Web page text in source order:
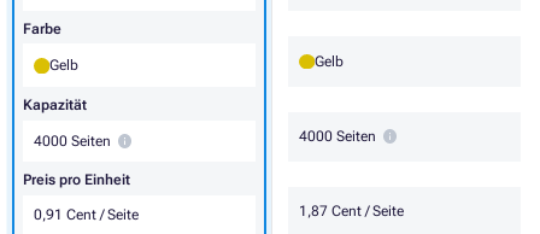
Gelb
4000 Seiten
1,87 Cent / Seite
Farbe
Gelb
Kapazität
4000 Seiten
Preis pro Einheit
0,91 Cent / Seite